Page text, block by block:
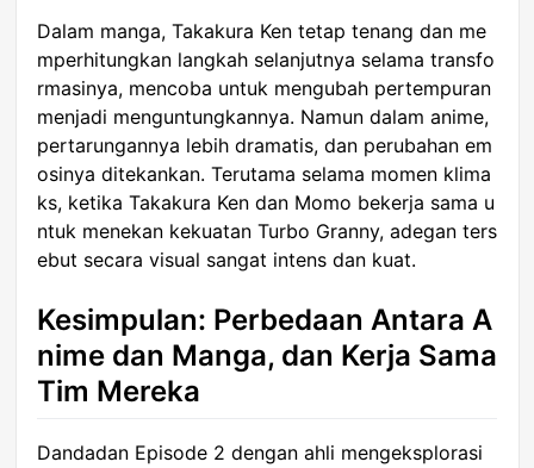
Dalam manga, Takakura Ken tetap tenang dan me
mperhitungkan langkah selanjutnya selama transfo
rmasinya, mencoba untuk mengubah pertempuran
menjadi menguntungkannya. Namun dalam anime,
pertarungannya lebih dramatis, dan perubahan em
osinya ditekankan. Terutama selama momen klima
ks, ketika Takakura Ken dan Momo bekerja sama u
ntuk menekan kekuatan Turbo Granny, adegan ters
ebut secara visual sangat intens dan kuat.
Kesimpulan: Perbedaan Antara A
nime dan Manga, dan Kerja Sama
Tim Mereka
Dandadan Episode 2 dengan ahli mengeksplorasi